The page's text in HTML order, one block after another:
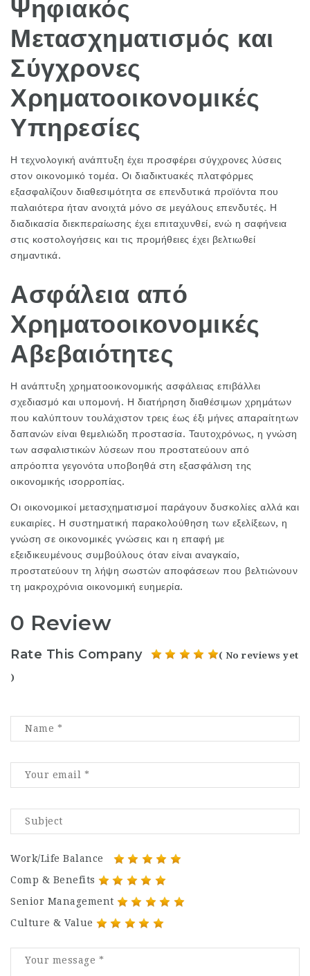
Ψηφιακός
Μετασχηματισμός και
Σύγχρονες
Χρηματοοικονομικές
Υπηρεσίες
Η τεχνολογική ανάπτυξη έχει προσφέρει σύγχρονες λύσεις
στον οικονομικό τομέα. Οι διαδικτυακές πλατφόρμες
εξασφαλίζουν διαθεσιμότητα σε επενδυτικά προϊόντα που
παλαιότερα ήταν ανοιχτά μόνο σε μεγάλους επενδυτές. Η
διαδικασία διεκπεραίωσης έχει επιταχυνθεί, ενώ η σαφήνεια
στις κοστολογήσεις και τις προμήθειες έχει βελτιωθεί
σημαντικά.
Ασφάλεια από
Χρηματοοικονομικές
Αβεβαιότητες
Η ανάπτυξη χρηματοοικονομικής ασφάλειας επιβάλλει
σχεδιασμό και υπομονή. Η διατήρηση διαθέσιμων χρημάτων
που καλύπτουν τουλάχιστον τρεις έως έξι μήνες απαραίτητων
δαπανών είναι θεμελιώδη προστασία. Ταυτοχρόνως, η γνώση
των ασφαλιστικών λύσεων που προστατεύουν από
απρόοπτα γεγονότα υποβοηθά στη εξασφάλιση της
οικονομικής ισορροπίας.
Οι οικονομικοί μετασχηματισμοί παράγουν δυσκολίες αλλά και
ευκαιρίες. Η συστηματική παρακολούθηση των εξελίξεων, η
γνώση σε οικονομικές γνώσεις και η επαφή με
εξειδικευμένους συμβούλους όταν είναι αναγκαίο,
προστατεύουν τη λήψη σωστών αποφάσεων που βελτιώνουν
τη μακροχρόνια οικονομική ευημερία.
0 Review
Rate This Company ( No reviews yet
)
Work/Life Balance
Comp & Benefits
Senior Management
Culture & Value